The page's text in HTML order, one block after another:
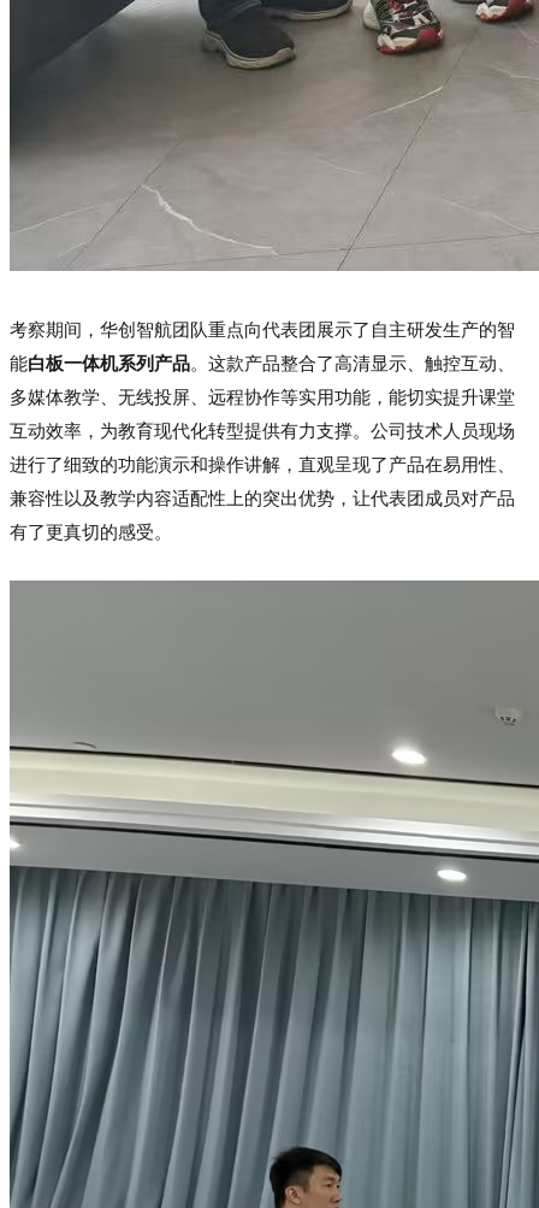
考察期间，华创智航团队重点向代表团展示了自主研发生产的智
能白板一体机系列产品。这款产品整合了高清显示、触控互动、
多媒体教学、无线投屏、远程协作等实用功能，能切实提升课堂
互动效率，为教育现代化转型提供有力支撑。 公司技术人员现场
进行了细致的功能演示和操作讲解，直观呈现了产品在易用性、
兼容性以及教学内容适配性上的突出优势，让代表团成员对产品
有了更真切的感受。